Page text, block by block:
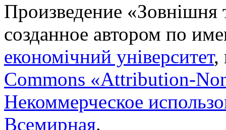
Произведение «Зовнішня
созданное автором по
економічний університет,
Commons «Attribution-
Некоммерческое
Всемирная.